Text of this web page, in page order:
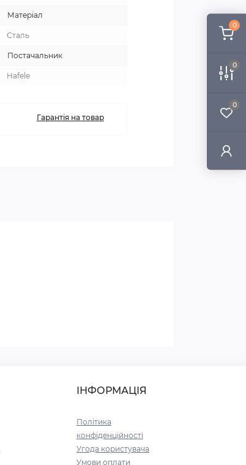
0
0
0
Матеріал
Сталь
Постачальник
Hafele
Гарантія на товар
ІНФОРМАЦІЯ
Політика
конфіденційності
Угода користувача
Умови оплати